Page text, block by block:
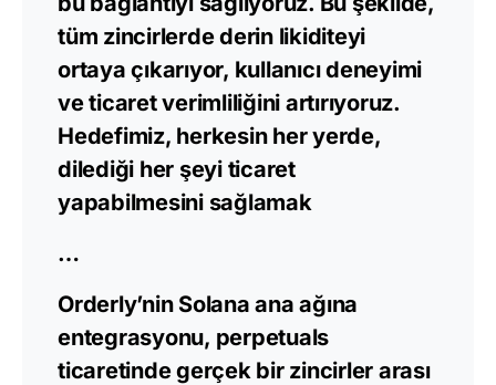
tüm zincirlerde derin likiditeyi
ortaya çıkarıyor, kullanıcı deneyimi
ve ticaret verimliliğini artırıyoruz.
Hedefimiz, herkesin her yerde,
dilediği her şeyi ticaret
yapabilmesini sağlamak
…
Orderly’nin Solana ana ağına
entegrasyonu, perpetuals
ticaretinde gerçek bir zincirler arası